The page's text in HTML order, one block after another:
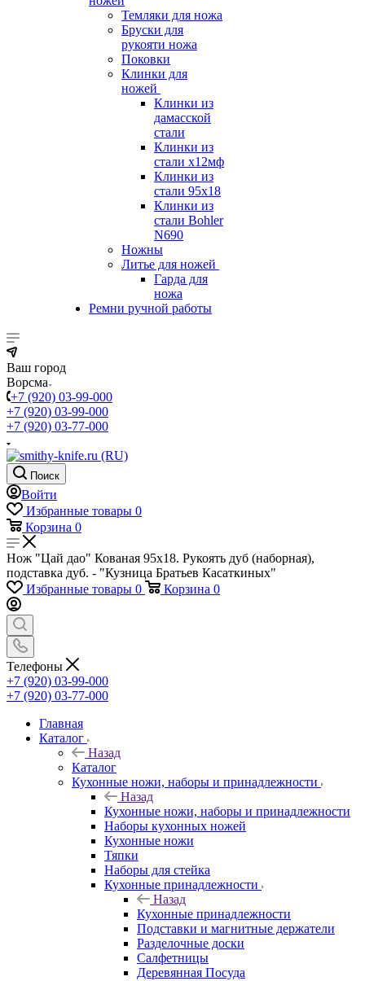
Темляки для ножа
Бруски для
рукояти ножа
Поковки
Клинки для
ножей
Клинки из
дамасской
стали
Клинки из
стали х12мф
Клинки из
стали 95х18
Клинки из
стали Bohler
N690
Ножны
Литье для ножей
Гарда для
ножа
Ремни ручной работы
Ваш город
Ворсма
+7 (920) 03-99-000
+7 (920) 03-99-000
+7 (920) 03-77-000
Поиск
Войти
Избранные товары 0
Корзина 0
Нож "Цай дао" Кованая 95х18. Рукоять дуб (наборная),
подставка дуб. - "Кузница Братьев Касаткиных"
Избранные товары 0 Корзина 0
Телефоны
+7 (920) 03-99-000
+7 (920) 03-77-000
Главная
Каталог
Назад
Каталог
Кухонные ножи, наборы и принадлежности
Назад
Кухонные ножи, наборы и принадлежности
Наборы кухонных ножей
Кухонные ножи
Тяпки
Наборы для стейка
Кухонные принадлежности
Назад
Кухонные принадлежности
Подставки и магнитные держатели
Разделочные доски
Салфетницы
Деревянная Посуда